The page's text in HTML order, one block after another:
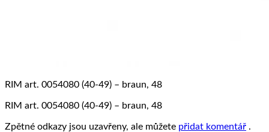
RIM art. 0054080 (40-49) – braun, 48
RIM art. 0054080 (40-49) – braun, 48
Zpětné odkazy jsou uzavřeny, ale můžete přidat komentář .